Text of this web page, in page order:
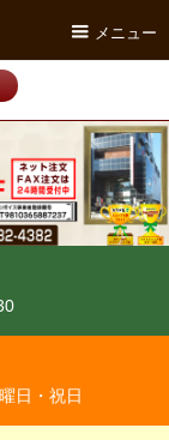
メニュー
日・祝日